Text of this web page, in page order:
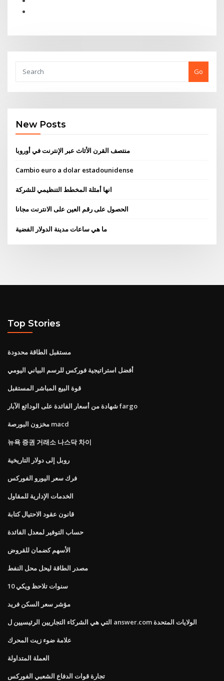
Go
New Posts
منتصف القرن الأثاث عبر الإنترنت في أوروبا
Cambio euro a dolar estadounidense
انها أمثلة المخطط التنظيمي للشركة
الحصول على رقم العين على الانترنت مجانا
ما هي ساعات مدينة الدولار الفضية
Top Stories
مستقبل الطاقة محدودة
أفضل استراتيجية فوركس للرسم البياني اليومي
قوة البيع المباشر المستقبل
شهادة من أسعار الفائدة على الودائع الآبار fargo
مخزون البورصة macd
뉴욕 증권 거래소 나스닥 차이
روبل إلى دولار التاريخية
فرك سعر اليورو الفوركس
الخدمات الإدارية للمقاول
قانون عقود الاحتيال كتابة
حساب التوفير لمعدل الفائدة
الأسهم كضمان للقروض
مصدر الطاقة ليحل محل النفط
10 سنوات تلاحظ ويكي
مؤشر سعر السكن فريد
التي هي الشركاء التجاريين الرئيسيين ل answer.com الولايات المتحدة
علامة ضوء زيت المحرك
العملة المتداولة
تجارة قوات الدفاع الشعبي الفوركس